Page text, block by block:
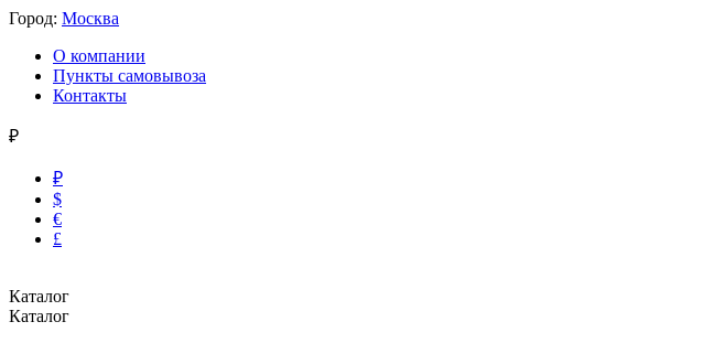
Город: Москва
О компании
Пункты самовывоза
Контакты
₽
₽
$
€
£
Каталог
Каталог